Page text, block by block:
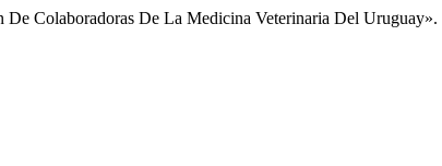
Colaboradoras De La Medicina Veterinaria Del Uruguay».